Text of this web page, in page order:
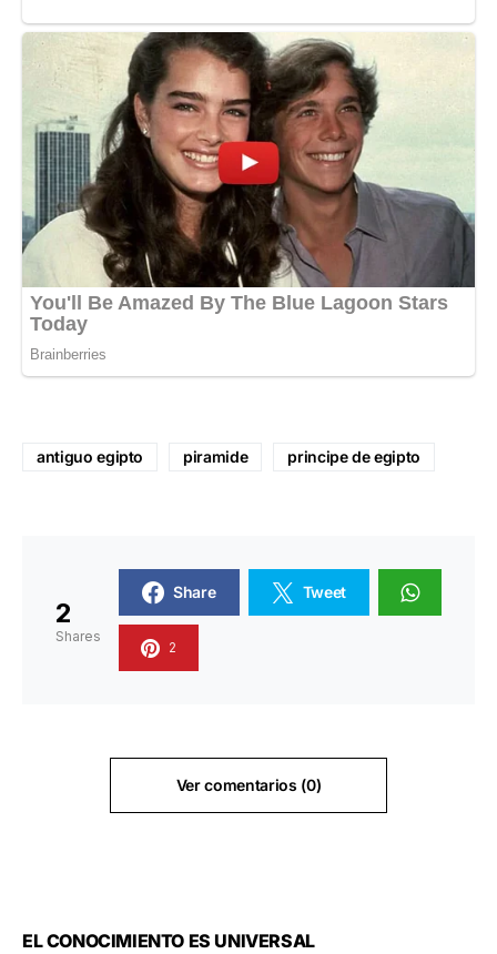
antiguo egipto piramide principe de egipto
2
Shares
Share Tweet
2
Ver comentarios (0)
EL CONOCIMIENTO ES UNIVERSAL